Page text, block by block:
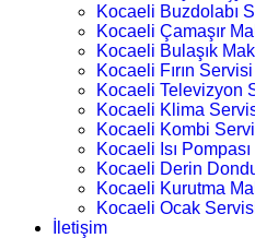
Kocaeli Buzdolabı
Kocaeli Çamaşır
Kocaeli Bulaşık
Kocaeli Fırın Servisi
Kocaeli Televizyon
Kocaeli Klima
Kocaeli Kombi
Kocaeli Isı
Kocaeli Derin
Kocaeli Kurutma
Kocaeli Ocak
İletişim